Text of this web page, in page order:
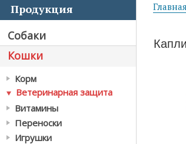
Продукция
Собаки
Кошки
Корм
Ветеринарная защита
Витамины
Переноски
Игрушки
Вы
Главная